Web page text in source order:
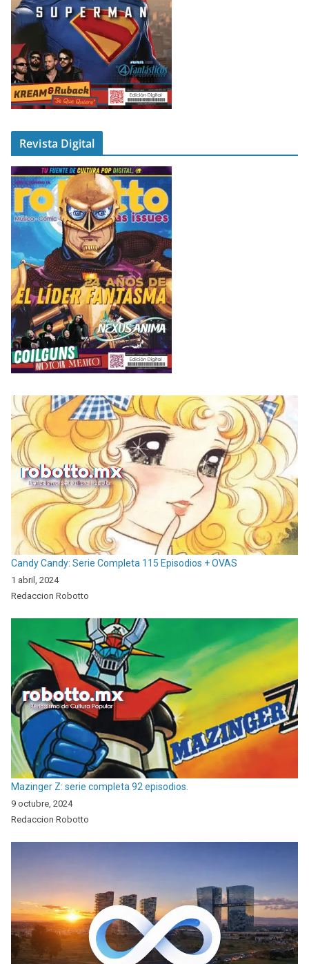
Revista Digital
Candy Candy: Serie Completa 115 Episodios + OVAS
1 abril, 2024
Redaccion Robotto
Mazinger Z: serie completa 92 episodios.
9 octubre, 2024
Redaccion Robotto